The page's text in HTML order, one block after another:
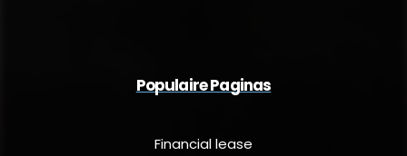
Populaire Paginas
Financial lease